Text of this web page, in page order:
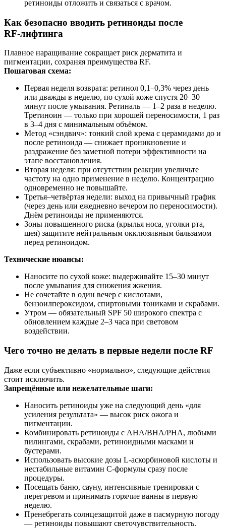
ретиноиды отложить и связаться с врачом.
Как безопасно вводить ретиноиды после
RF‑лифтинга
Плавное наращивание сокращает риск дерматита и
пигментации, сохраняя преимущества RF.
Пошаговая схема:
Первая неделя возврата: ретинол 0,1–0,3% через день
или дважды в неделю, по сухой коже спустя 20–30
минут после умывания. Ретиналь — 1–2 раза в неделю.
Третиноин — только при хорошей переносимости, 1 раз
в 3–4 дня с минимальным объёмом.
Метод «сэндвич»: тонкий слой крема с церамидами до и
после ретиноида — снижает проникновение и
раздражение без заметной потери эффективности на
этапе восстановления.
Вторая неделя: при отсутствии реакции увеличьте
частоту на одно применение в неделю. Концентрацию
одновременно не повышайте.
Третья–четвёртая недели: выход на привычный график
(через день или ежедневно вечером по переносимости).
Днём ретиноиды не применяются.
Зоны повышенного риска (крылья носа, уголки рта,
шея) защитите нейтральным окклюзивным бальзамом
перед ретиноидом.
Технические нюансы:
Наносите по сухой коже: выдерживайте 15–30 минут
после умывания для снижения жжения.
Не сочетайте в один вечер с кислотами,
бензоилпероксидом, спиртовыми тониками и скрабами.
Утром — обязательный SPF 50 широкого спектра с
обновлением каждые 2–3 часа при световом
воздействии.
Чего точно не делать в первые недели после RF
Даже если субъективно «нормально», следующие действия
стоит исключить.
Запрещённые или нежелательные шаги:
Наносить ретиноиды уже на следующий день «для
усиления результата» — высок риск ожога и
пигментации.
Комбинировать ретиноиды с AHA/BHA/PHA, любыми
пилингами, скрабами, ретиноидными масками и
бустерами.
Использовать высокие дозы L‑аскорбиновой кислоты и
нестабильные витамин C‑формулы сразу после
процедуры.
Посещать баню, сауну, интенсивные тренировки с
перегревом и принимать горячие ванны в первую
неделю.
Пренебрегать солнцезащитой даже в пасмурную погоду
— ретиноиды повышают светочувствительность.